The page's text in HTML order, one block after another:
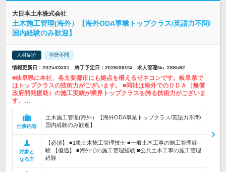
大日本土木株式会社
土木施工管理(海外）【海外ODA事業トップクラス/英語力不問/
国内経験のみ歓迎】
人材紹介 学歴不問
情報更新日：2025/03/31 終了予定日：2026/08/24 求人管理No. 288592
■岐阜県に本社、各主要都市にも拠点を構えるゼネコンです。岐阜県で
はトップクラスの技術力がございます。 ■同社は海外でのＯＤＡ（無償
政府開発援助）の施工実績が業界トップクラスを誇る技術力がございま
す。…
仕事内容
土木施工管理(海外）【海外ODA事業トップクラス/英語力不問/
国内経験のみ歓迎】
対象と
なる方
【必須】 ■1級土木施工管理技士 ■一般土木工事の施工管理経
験 【優遇】 ■海外での施工管理経験 ■公共土木工事の施工管理
経験